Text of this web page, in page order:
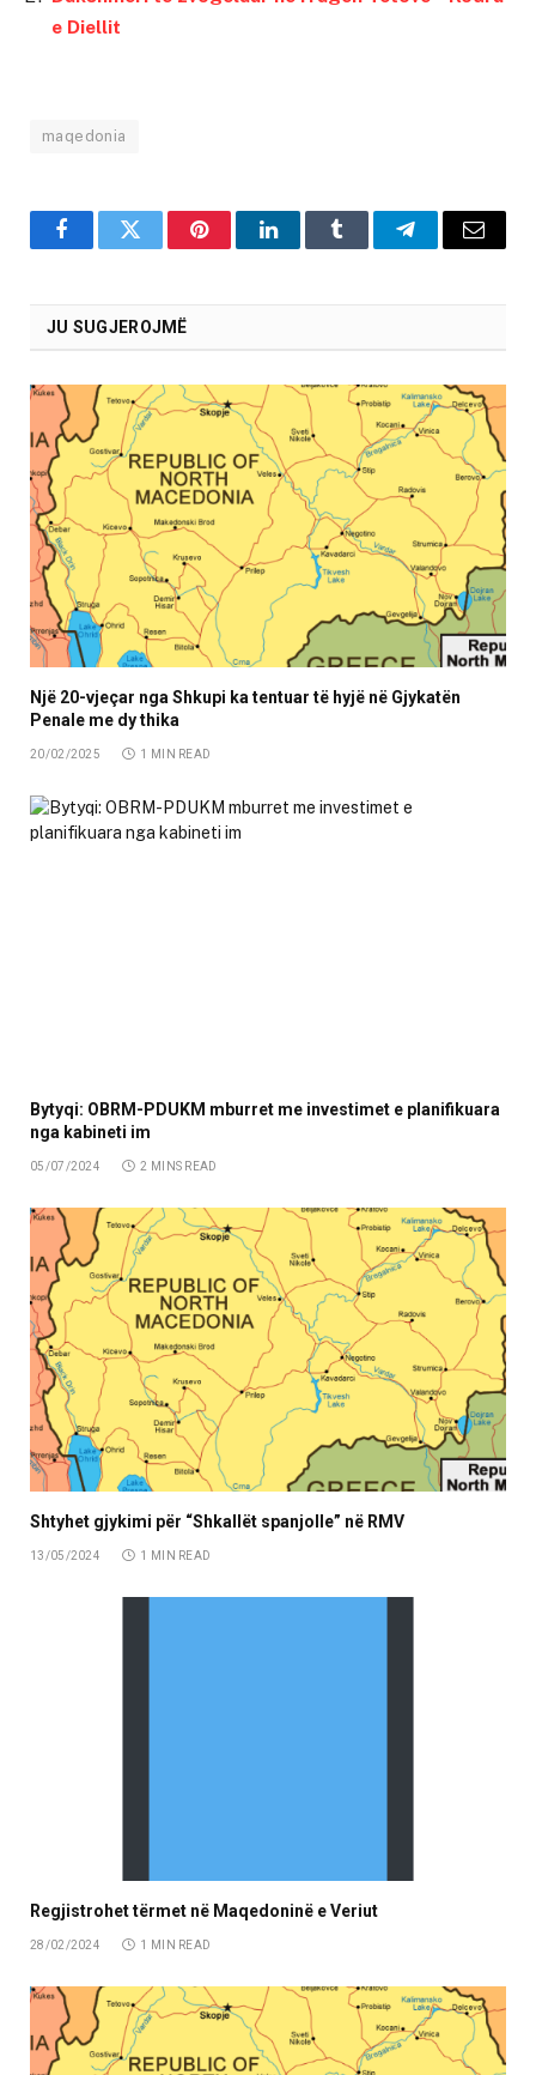
e Diellit
maqedonia
FacebookTwitter PinterestLinkedInTumblr TelegramEmail
JU SUGJEROJMË
Një 20-vjeçar nga Shkupi ka tentuar të hyjë në Gjykatën
Penale me dy thika
20/02/2025 1 MIN READ
Bytyqi: OBRM-PDUKM mburret me investimet e planifikuara
nga kabineti im
05/07/2024 2 MINS READ
Shtyhet gjykimi për “Shkallët spanjolle” në RMV
13/05/2024 1 MIN READ
Regjistrohet tërmet në Maqedoninë e Veriut
28/02/2024 1 MIN READ